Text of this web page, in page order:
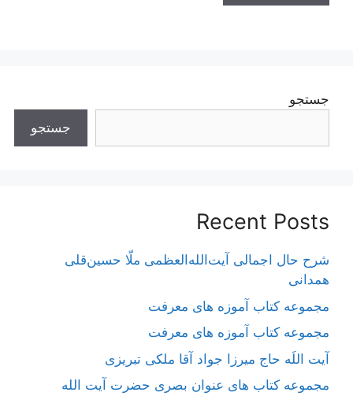
جستجو
جستجو
Recent Posts
شرح حال اجمالی آیت‌الله‌العظمی ملّا حسین‌قلی
همدانی
مجموعه کتاب آموزه های معرفت
مجموعه کتاب آموزه های معرفت
آیت اللَه حاج میرزا جواد آقا ملکی تبریزی
مجموعه کتاب های عنوان بصری حضرت آیت الله